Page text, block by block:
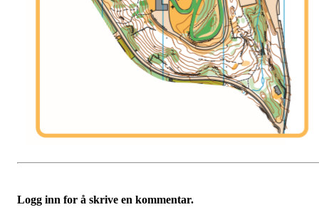
Logg inn for å skrive en kommentar.